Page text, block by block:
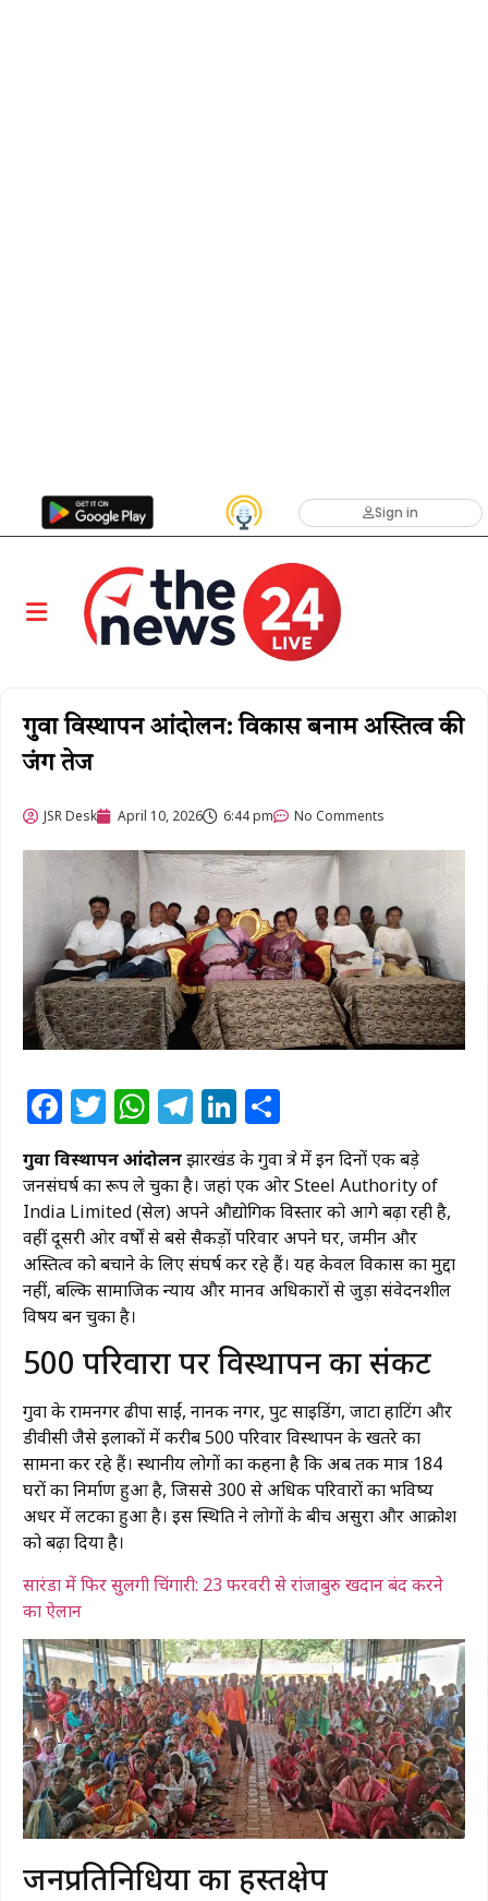
Sign in
गुवा विस्थापन आंदोलन: विकास बनाम अस्तित्व की
जंग तेज
JSR Desk April 10, 2026 6:44 pm No Comments
Facebook
Twitter
WhatsApp
Telegram
LinkedIn
गुवा विस्थापन आंदोलनझारखंड के गुवा क्षेत्र में इन दिनों एक बड़े
जनसंघर्ष का रूप ले चुका है। जहां एक ओर Steel Authority of
India Limited (सेल) अपने औद्योगिक विस्तार को आगे बढ़ा रही है,
वहीं दूसरी ओर वर्षों से बसे सैकड़ों परिवार अपने घर, जमीन और
अस्तित्व को बचाने के लिए संघर्ष कर रहे हैं। यह केवल विकास का मुद्दा
नहीं, बल्कि सामाजिक न्याय और मानव अधिकारों से जुड़ा संवेदनशील
विषय बन चुका है।
500 परिवारों पर विस्थापन का संकट
गुवा के रामनगर ढीपा साईं, नानक नगर, पुट साइडिंग, जाटा हाटिंग और
डीवीसी जैसे इलाकों में करीब 500 परिवार विस्थापन के खतरे का
सामना कर रहे हैं। स्थानीय लोगों का कहना है कि अब तक मात्र 184
घरों का निर्माण हुआ है, जिससे 300 से अधिक परिवारों का भविष्य
अधर में लटका हुआ है। इस स्थिति ने लोगों के बीच असुरक्षा और आक्रोश
को बढ़ा दिया है।
सारंडा में फिर सुलगी चिंगारी: 23 फरवरी से रांजाबुरु खदान बंद करने
का ऐलान
जनप्रतिनिधियों का हस्तक्षेप